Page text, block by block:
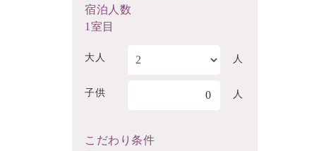
宿泊人数
1室目
大人 人
子供 0 人
こだわり条件